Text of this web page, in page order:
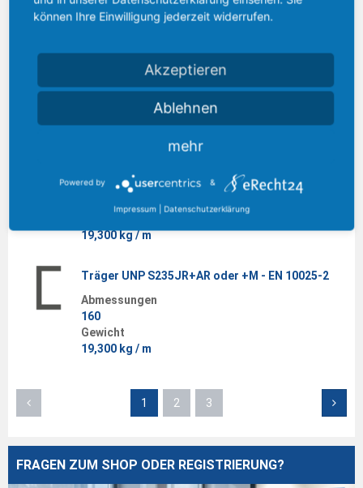
Abmessungen
Gewicht
Träger UNP S235JR+AR oder +M - EN 10025-2 - 6
Abmessungen
19,300 kg / m
Träger UNP S235JR+AR oder +M - EN 10025-2
Abmessungen
160
Gewicht
19,300 kg / m
1 2 3
FRAGEN ZUM SHOP ODER REGISTRIERUNG?
können Ihre Einwilligung jederzeit widerrufen.
Akzeptieren
Ablehnen
mehr
Powered by &
Impressum | Datenschutzerklärung